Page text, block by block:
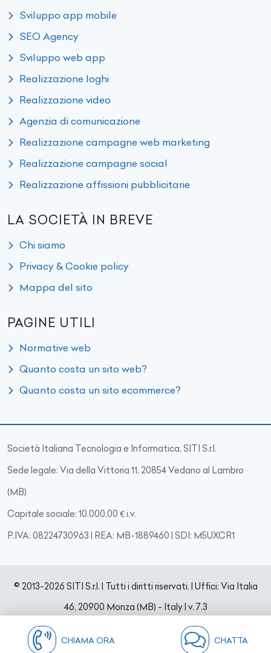
Sviluppo app mobile
SEO Agency
Sviluppo web app
Realizzazione loghi
Realizzazione video
Agenzia di comunicazione
Realizzazione campagne web marketing
Realizzazione campagne social
Realizzazione affissioni pubblicitarie
LA SOCIETÀ IN BREVE
Chi siamo
Privacy & Cookie policy
Mappa del sito
PAGINE UTILI
Normative web
Quanto costa un sito web?
Quanto costa un sito ecommerce?
Società Italiana Tecnologia e Informatica, SITI S.r.l.
Sede legale: Via della Vittoria 11, 20854 Vedano al Lambro
(MB)
Capitale sociale: 10.000,00 € i.v.
P.IVA: 08224730963 | REA: MB-1889460 | SDI: M5UXCR1
© 2013-2026 SITI S.r.l. | Tutti i diritti riservati. | Uffici: Via Italia
46, 20900 Monza (MB) - Italy| v. 7.3
CHIAMA ORA CHATTA